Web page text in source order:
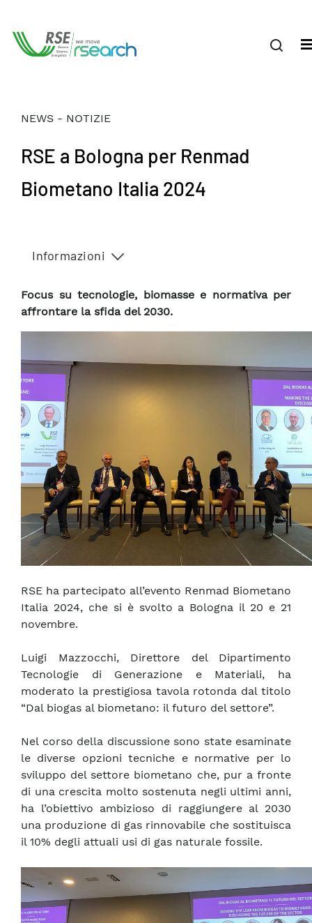
NEWS - NOTIZIE
RSE a Bologna per Renmad
Biometano Italia 2024
Informazioni
Focus su tecnologie, biomasse e normativa per
affrontare la sfida del 2030.
RSE ha partecipato all’evento Renmad Biometano
Italia 2024, che si è svolto a Bologna il 20 e 21
novembre.
Luigi Mazzocchi, Direttore del Dipartimento
Tecnologie di Generazione e Materiali, ha
moderato la prestigiosa tavola rotonda dal titolo
“Dal biogas al biometano: il futuro del settore”.
Nel corso della discussione sono state esaminate
le diverse opzioni tecniche e normative per lo
sviluppo del settore biometano che, pur a fronte
di una crescita molto sostenuta negli ultimi anni,
ha l’obiettivo ambizioso di raggiungere al 2030
una produzione di gas rinnovabile che sostituisca
il 10% degli attuali usi di gas naturale fossile.